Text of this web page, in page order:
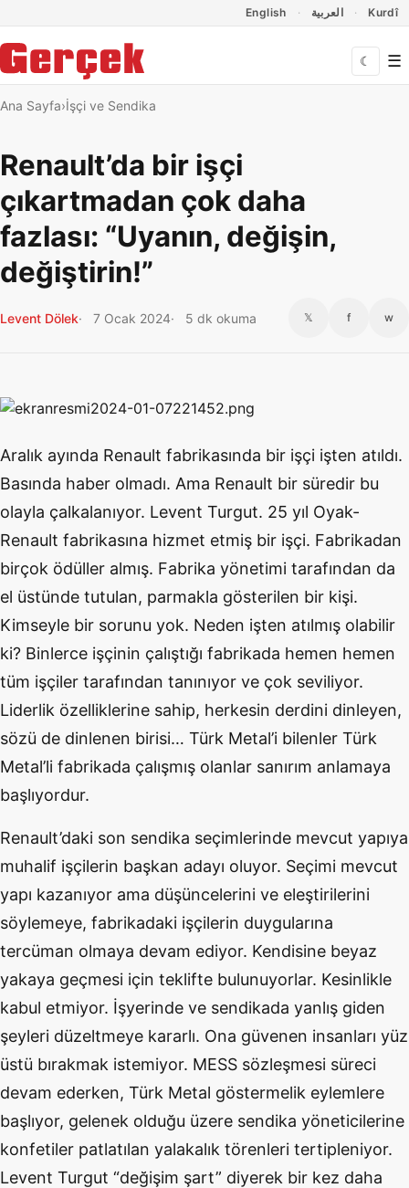
English العربية Kurdî
☾ ☰
Ana Sayfa İşçi ve Sendika
Renault’da bir işçi
çıkartmadan çok daha
fazlası: “Uyanın, değişin,
değiştirin!”
Levent Dölek 7 Ocak 2024 5 dk okuma 𝕏 f w
Aralık ayında Renault fabrikasında bir işçi işten atıldı.
Basında haber olmadı. Ama Renault bir süredir bu
olayla çalkalanıyor. Levent Turgut. 25 yıl Oyak-
Renault fabrikasına hizmet etmiş bir işçi. Fabrikadan
birçok ödüller almış. Fabrika yönetimi tarafından da
el üstünde tutulan, parmakla gösterilen bir kişi.
Kimseyle bir sorunu yok. Neden işten atılmış olabilir
ki? Binlerce işçinin çalıştığı fabrikada hemen hemen
tüm işçiler tarafından tanınıyor ve çok seviliyor.
Liderlik özelliklerine sahip, herkesin derdini dinleyen,
sözü de dinlenen birisi… Türk Metal’i bilenler Türk
Metal’li fabrikada çalışmış olanlar sanırım anlamaya
başlıyordur.
Renault’daki son sendika seçimlerinde mevcut yapıya
muhalif işçilerin başkan adayı oluyor. Seçimi mevcut
yapı kazanıyor ama düşüncelerini ve eleştirilerini
söylemeye, fabrikadaki işçilerin duygularına
tercüman olmaya devam ediyor. Kendisine beyaz
yakaya geçmesi için teklifte bulunuyorlar. Kesinlikle
kabul etmiyor. İşyerinde ve sendikada yanlış giden
şeyleri düzeltmeye kararlı. Ona güvenen insanları yüz
üstü bırakmak istemiyor. MESS sözleşmesi süreci
devam ederken, Türk Metal göstermelik eylemlere
başlıyor, gelenek olduğu üzere sendika yöneticilerine
konfetiler patlatılan yalakalık törenleri tertipleniyor.
Levent Turgut “değişim şart” diyerek bir kez daha